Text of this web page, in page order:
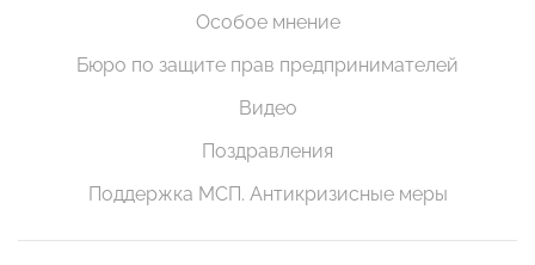
Особое мнение
Бюро по защите прав предпринимателей
Видео
Поздравления
Поддержка МСП. Антикризисные меры